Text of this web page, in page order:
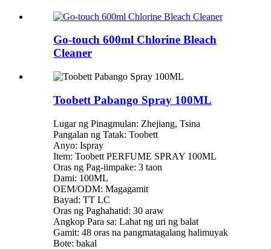
Go-touch 600ml Chlorine Bleach
Cleaner
Toobett Pabango Spray 100ML
Lugar ng Pinagmulan: Zhejiang, Tsina
Pangalan ng Tatak: Toobett
Anyo: Ispray
Item: Toobett PERFUME SPRAY 100ML
Oras ng Pag-iimpake: 3 taon
Dami: 100ML
OEM/ODM: Magagamit
Bayad: TT LC
Oras ng Paghahatid: 30 araw
Angkop Para sa: Lahat ng uri ng balat
Gamit: 48 oras na pangmatagalang halimuyak
Bote: bakal